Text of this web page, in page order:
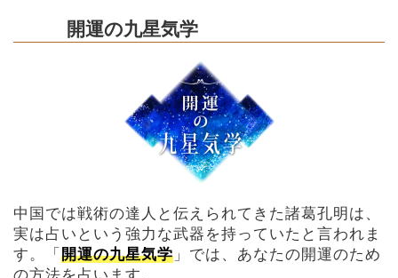
開運の九星気学
中国では戦術の達人と伝えられてきた諸葛孔明は、
実は占いという強力な武器を持っていたと言われま
す。「 開運の九星気学 」では、あなたの開運のため